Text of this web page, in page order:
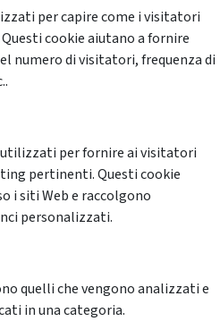
per capire come i visitatori
cookie aiutano a fornire
numero di visitatori, frequenza di
per fornire ai visitatori
pertinenti. Questi cookie
i siti Web e raccolgono
personalizzati.
quelli che vengono analizzati e
in una categoria.